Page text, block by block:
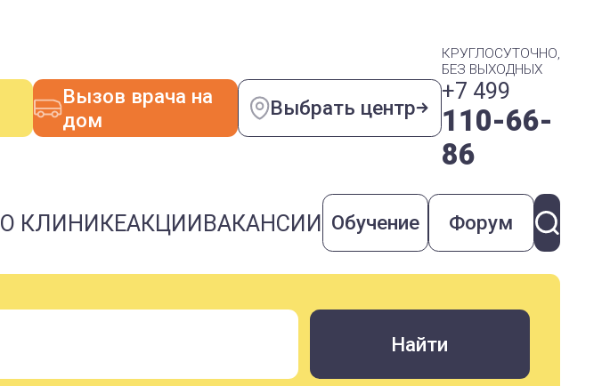
Вызов врача на
дом
Выбрать центр
КРУГЛОСУТОЧНО,
БЕЗ ВЫХОДНЫХ
+7 499
110-66-
86
О КЛИНИКЕАКЦИИВАКАНСИИ Обучение Форум